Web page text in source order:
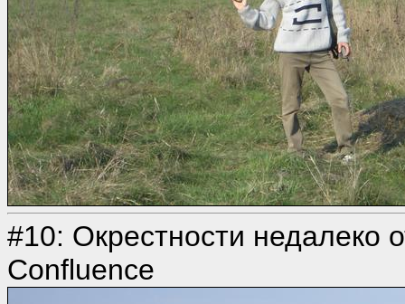
#10: Окрестности недалеко
Confluence